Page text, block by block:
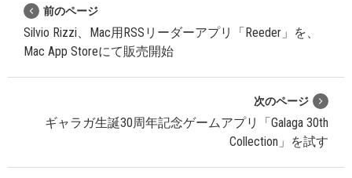
前のページ
Silvio Rizzi、Mac用RSSリーダーアプリ「Reeder」を、
Mac App Storeにて販売開始
次のページ
ギャラガ生誕30周年記念ゲームアプリ「Galaga 30th
Collection」を試す